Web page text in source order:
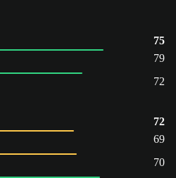
75
79
72
72
69
70